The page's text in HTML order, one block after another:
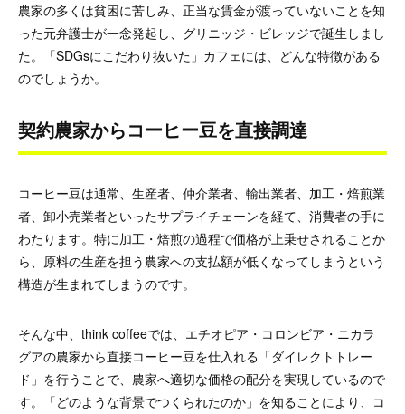
農家の多くは貧困に苦しみ、正当な賃金が渡っていないことを知
った元弁護士が一念発起し、グリニッジ・ビレッジで誕生しまし
た。「SDGsにこだわり抜いた」カフェには、どんな特徴がある
のでしょうか。
契約農家からコーヒー豆を直接調達
コーヒー豆は通常、生産者、仲介業者、輸出業者、加工・焙煎業
者、卸小売業者といったサプライチェーンを経て、消費者の手に
わたります。特に加工・焙煎の過程で価格が上乗せされることか
ら、原料の生産を担う農家への支払額が低くなってしまうという
構造が生まれてしまうのです。
そんな中、think coffeeでは、エチオピア・コロンビア・ニカラ
グアの農家から直接コーヒー豆を仕入れる「ダイレクトトレー
ド」を行うことで、農家へ適切な価格の配分を実現しているので
す。「どのような背景でつくられたのか」を知ることにより、コ